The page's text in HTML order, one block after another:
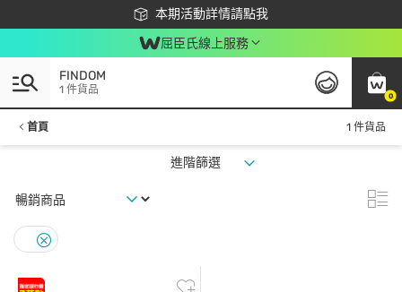
本期活動詳情請點我
下載app最高回饋$350
屈臣氏線上服務
0
FINDOM
1 件貨品
首頁 1 件貨品
進階篩選